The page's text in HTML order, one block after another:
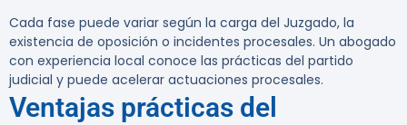
Cada fase puede variar según la carga del Juzgado, la
existencia de oposición o incidentes procesales. Un abogado
con experiencia local conoce las prácticas del partido
judicial y puede acelerar actuaciones procesales.
Ventajas prácticas del